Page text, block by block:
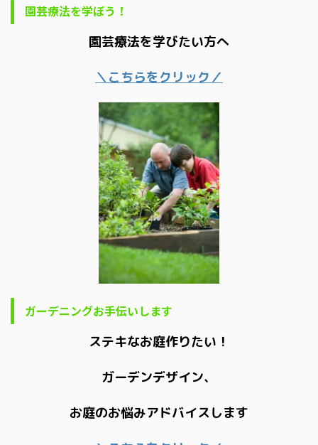
園芸療法を学ぼう！
園芸療法を学びたい方へ
＼こちらをクリック／
ガーデニングお手伝いします
ステキなお庭作りたい！
ガーデンデザイン、
お庭のお悩みアドバイスします